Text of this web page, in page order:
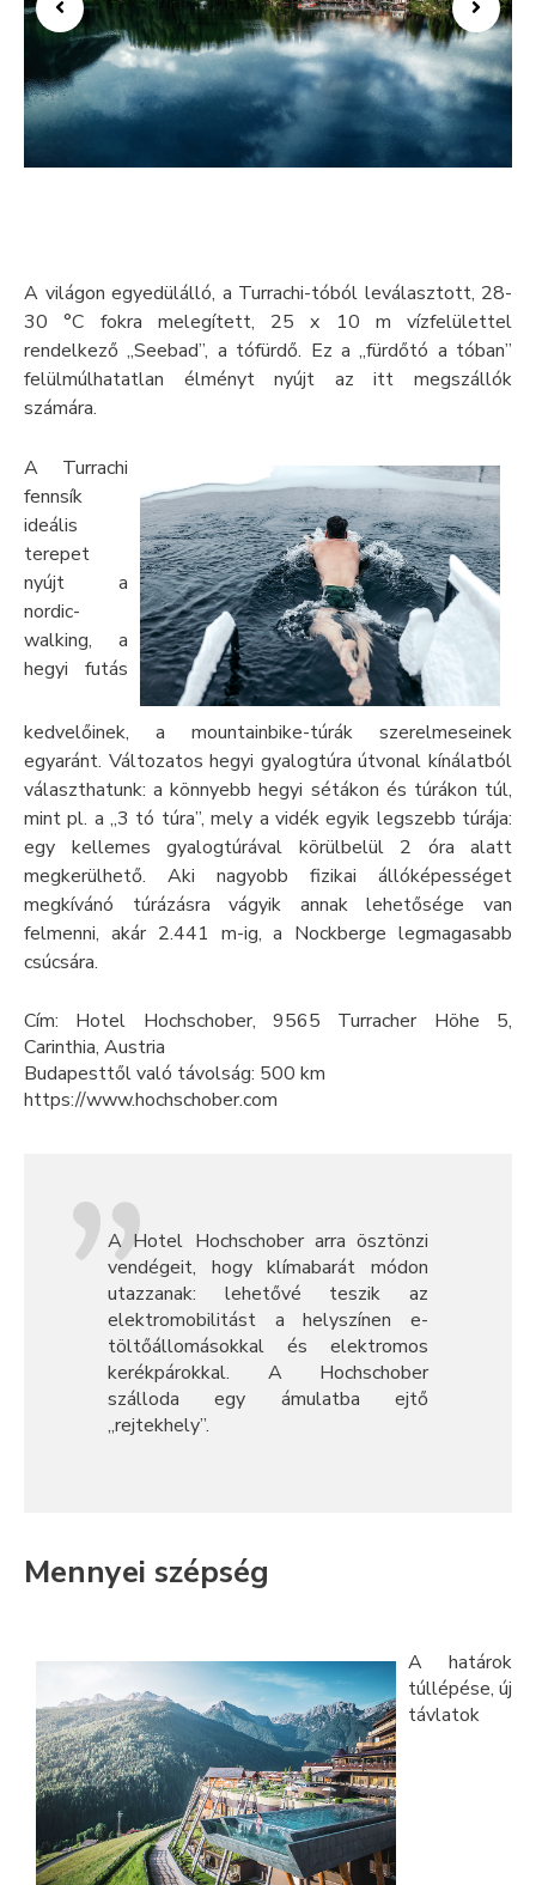
A világon egyedülálló, a Turrachi-tóból leválasztott, 28-
30 °C fokra melegített, 25 x 10 m vízfelülettel
rendelkező „Seebad”, a tófürdő. Ez a „fürdőtó a tóban”
felülmúlhatatlan élményt nyújt az itt megszállók
számára.
A Turrachi
fennsík
ideális
terepet
nyújt a
nordic-
walking, a
hegyi futás
kedvelőinek, a mountainbike-túrák szerelmeseinek
egyaránt. Változatos hegyi gyalogtúra útvonal kínálatból
választhatunk: a könnyebb hegyi sétákon és túrákon túl,
mint pl. a „3 tó túra”, mely a vidék egyik legszebb túrája:
egy kellemes gyalogtúrával körülbelül 2 óra alatt
megkerülhető. Aki nagyobb fizikai állóképességet
megkívánó túrázásra vágyik annak lehetősége van
felmenni, akár 2.441 m-ig, a Nockberge legmagasabb
csúcsára.
Cím: Hotel Hochschober, 9565 Turracher Höhe 5,
Carinthia, Austria
Budapesttől való távolság: 500 km
https://www.hochschober.com
A Hotel Hochschober arra ösztönzi
vendégeit, hogy klímabarát módon
utazzanak: lehetővé teszik az
elektromobilitást a helyszínen e-
töltőállomásokkal és elektromos
kerékpárokkal. A Hochschober
szálloda egy ámulatba ejtő
„rejtekhely”.
Mennyei szépség
A határok
túllépése, új
távlatok